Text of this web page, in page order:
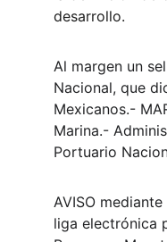
desarrollo.
Al margen un
Nacional, que
Mexicanos.-
Marina.-
Portuario
AVISO
liga electrónica